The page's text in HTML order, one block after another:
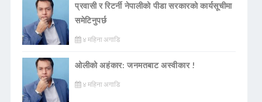
प्रवासी र रिटर्नी नेपालीको पीडा सरकारको कार्यसूचीमा
समेटिनुपर्छ
४ महिना अगाडि
ओलीको अहंकार: जनमतबाट अस्वीकार !
४ महिना अगाडि